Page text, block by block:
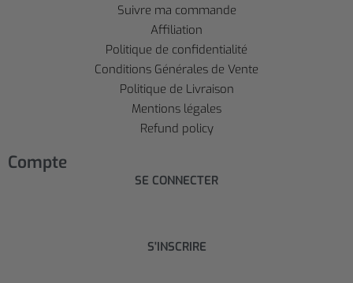
Suivre ma commande
Affiliation
Politique de confidentialité
Conditions Générales de Vente
Politique de Livraison
Mentions légales
Refund policy
Compte
SE CONNECTER
S'INSCRIRE